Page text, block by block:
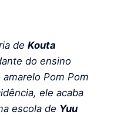
de Kouta
do ensino
Pom Pom
ele acaba
escola de Yuu